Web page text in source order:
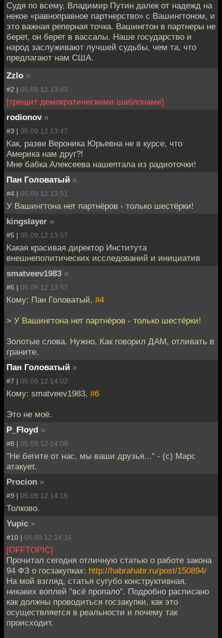
Судя по всему, Владимир Путин далек от надежд на
некое «равноправное партнерство» с Вашингтоном, и
это важная реперная точка. Вашингтон в партнеры не
берет, он берет в вассалы. Наше государство и
народ заслуживают лучшей судьбы, чем та, что
предлагают нам США.
Zzlo »
#2 | 05.09.12 13:43
[трещит демократическими шаблонами]
rodionov »
#3 | 05.09.12 13:47
Как, разве Вероника Юрьевна не в курсе, что
Америка нам друг?!
Мне бабка Алексеева нашептала из радиоточки!
Пан Головатый »
#4 | 05.09.12 13:51
У Вашингтона нет партнёров - только шестёрки!
kingslayer »
#5 | 05.09.12 13:57
Какая красивая директор Института
внешнеполитических исследований и инициатив
smatveev1983 »
#6 | 05.09.12 13:57
Кому: Пан Головатый, #4
> У Вашингтона нет партнёров - только шестёрки!
Золотые слова. Нужно, Как говорил ДАМ, отливать в
граните.
Пан Головатый »
#7 | 05.09.12 14:02
Кому: smatveev1983, #6
Это не моё.
P_Floyd »
#8 | 05.09.12 14:08
"Не бегите от нас, мы ваши друзья..." - (с) Марс
атакует.
Procion »
#9 | 05.09.12 14:16
Толково.
Yupic »
#10 | 05.09.12 14:16
[OFFTOPIC]
Прочитал сегодня отличную статью о работе закона
94 ФЗ о госзакупках: http://habrahabr.ru/post/150894/
На мой взгляд, статья сугубо конструктивная,
никаких воплей "всё пропало". Подробно расписано
как должны проводиться госзакупки, как это
осуществляется в реальности и почему так
происходит.